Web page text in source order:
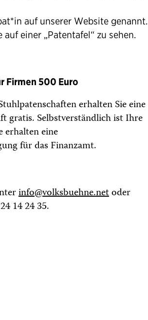
auf unserer Website genannt.
einer „Patentafel“ zu sehen.
Firmen 500 Euro
erhalten Sie eine
gratis. Selbstverständlich ist Ihre
erhalten eine
für das Finanzamt.
info@volksbuehne.netoder
14 24 35.